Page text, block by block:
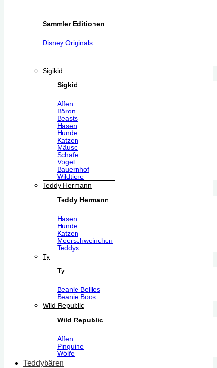
Sammler Editionen
Disney Originals
Sigikid
Sigkid
Affen
Bären
Beasts
Hasen
Hunde
Katzen
Mäuse
Schafe
Vögel
Bauernhof
Wildtiere
Teddy Hermann
Teddy Hermann
Hasen
Hunde
Katzen
Meerschweinchen
Teddys
Ty
Ty
Beanie Bellies
Beanie Boos
Wild Republic
Wild Republic
Affen
Pinguine
Wölfe
Teddybären